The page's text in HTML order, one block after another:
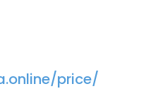
price/